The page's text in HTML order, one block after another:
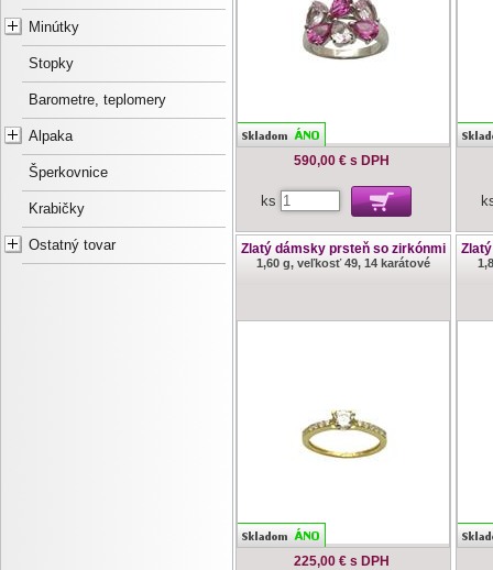
Minútky
Stopky
Barometre, teplomery
Alpaka
Šperkovnice
Krabičky
Ostatný tovar
590,00 €s DPH
ks
Zlatý dámsky prsteň so zirkónmi
1,60 g, veľkosť 49, 14 karátové
225,00 €s DPH